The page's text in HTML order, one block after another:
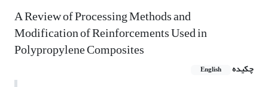
A Review of Processing Methods and
Modification of Reinforcements Used in
Polypropylene Composites
چکیده English